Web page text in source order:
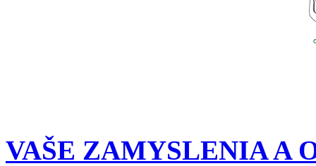
VAŠE ZAMYSLENIA A